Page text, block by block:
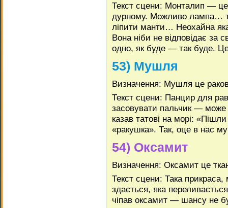
Текст сцени: Монталип —
дурному. Можливо лампа…
ліпити манти… Неохайна
Вона ніби не відповідає за
одно, як буде — так буде.
53) Мушля
Визначення: Мушля це
Текст сцени: Панцир для
засовувати пальчик — може
казав татові на морі:
«ракушка». Так, оце в нас
54) Оксамит
Визначення: Оксамит це
Текст сцени: Така
здається, яка
чіпав оксамит — шансу не